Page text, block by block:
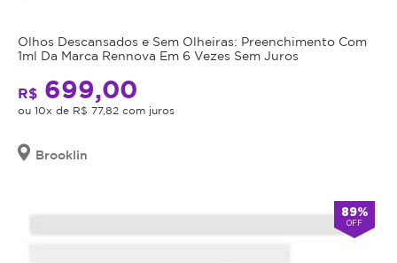
Olhos Descansados e Sem Olheiras: Preenchimento Com
1ml Da Marca Rennova Em 6 Vezes Sem Juros
R$ 699,00
ou 10x de R$ 77,82 com juros
Brooklin
89%
OFF